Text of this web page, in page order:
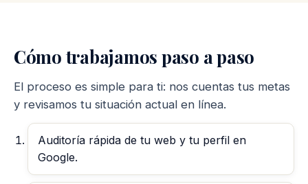
Cómo trabajamos paso a paso
El proceso es simple para ti: nos cuentas tus metas
y revisamos tu situación actual en línea.
Auditoría rápida de tu web y tu perfil en
Google.